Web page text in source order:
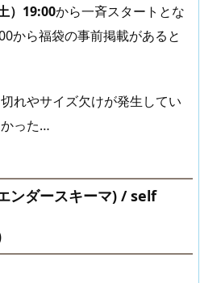
）19:00から一斉スタートとな
から福袋の事前掲載があると
れやサイズ欠けが発生してい
った…
ンダースキーマ) / self